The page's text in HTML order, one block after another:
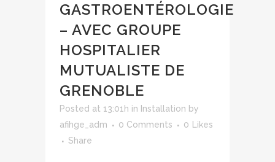
GASTROENTÉROLOGIE
– AVEC GROUPE
HOSPITALIER
MUTUALISTE DE
GRENOBLE
Posted at 13:01h in Installation by
afihge_adm
0 Comments 0 Likes
Share